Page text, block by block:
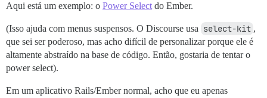
Aqui está um exemplo: o Power Select do Ember.
(Isso ajuda com menus suspensos. O Discourse usa select-kit ,
que sei ser poderoso, mas acho difícil de personalizar porque ele é
altamente abstraído na base de código. Então, gostaria de tentar o
power select).
Em um aplicativo Rails/Ember normal, acho que eu apenas